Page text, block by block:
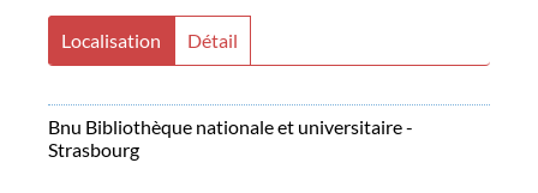
Localisation Détail
Bnu Bibliothèque nationale et universitaire -
Strasbourg